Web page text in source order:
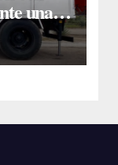
una
fondos